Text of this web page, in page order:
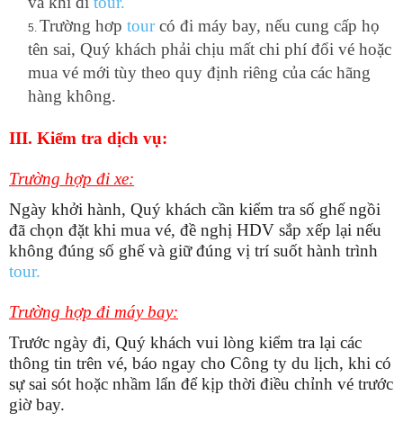
Trường hơp tourcó đi máy bay, nếu cung cấp họ
tên sai, Quý khách phải chịu mất chi phí đổi vé hoặc
mua vé mới tùy theo quy định riêng của các hãng
hàng không.
III. Kiểm tra dịch vụ:
Trường hợp đi xe:
Ngày khởi hành, Quý khách cần kiểm tra số ghế ngồi
đã chọn đặt khi mua vé, đề nghị HDV sắp xếp lại nếu
không đúng số ghế và giữ đúng vị trí suốt hành trình
tour.
Trường hợp đi máy bay:
Trước ngày đi, Quý khách vui lòng kiểm tra lại các
thông tin trên vé, báo ngay cho Công ty du lịch, khi có
sự sai sót hoặc nhầm lẩn để kịp thời điều chỉnh vé trước
giờ bay.